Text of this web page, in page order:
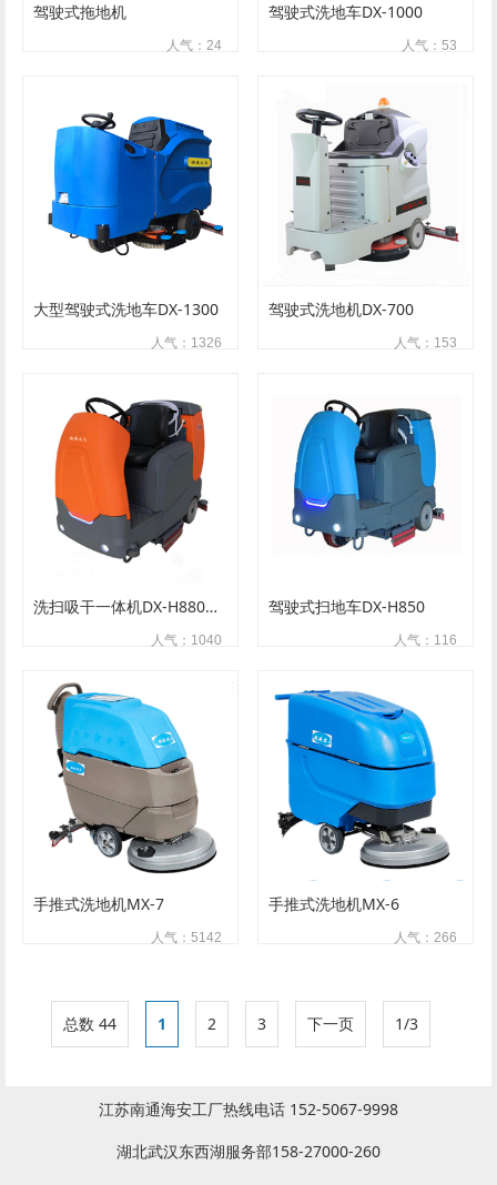
驾驶式拖地机
人气：24
驾驶式洗地车DX-1000
人气：53
大型驾驶式洗地车DX-1300
人气：1326
驾驶式洗地机DX-700
人气：153
洗扫吸干一体机DX-H880滚刷
人气：1040
驾驶式扫地车DX-H850
人气：116
手推式洗地机MX-7
人气：5142
手推式洗地机MX-6
人气：266
总数 44 1 2 3 下一页 1/3
江苏南通海安工厂热线电话 152-5067-9998
湖北武汉东西湖服务部158-27000-260